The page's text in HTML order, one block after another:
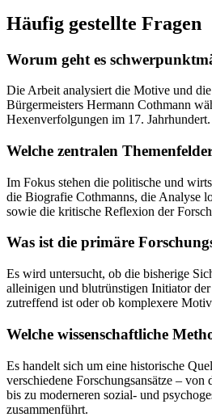
Häufig gestellte Fragen
Worum geht es
Die Arbeit analysiert die Motive und
Bürgermeisters Hermann Cothmann
Hexenverfolgungen im 17. Jahrhundert.
Welche zentralen
Im Fokus stehen die politische und
die Biografie Cothmanns, die Analyse
sowie die kritische Reflexion der
Was ist die primäre
Es wird untersucht, ob die bisherige
alleinigen und blutrünstigen Initiator der
zutreffend ist oder ob komplexere
Welche wissenschaftliche
Es handelt sich um eine historische
verschiedene Forschungsansätze –
bis zu moderneren sozial- und
zusammenführt.